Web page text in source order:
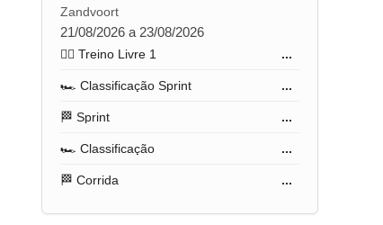
Zandvoort
21/08/2026 a 23/08/2026
🏋️‍♂️ Treino Livre 1 ...
🏎️ Classificação Sprint ...
🏁 Sprint ...
🏎️ Classificação ...
🏁 Corrida ...